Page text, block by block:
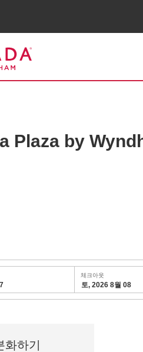
Plaza by
체크아웃
토, 2026 8월 08
하기